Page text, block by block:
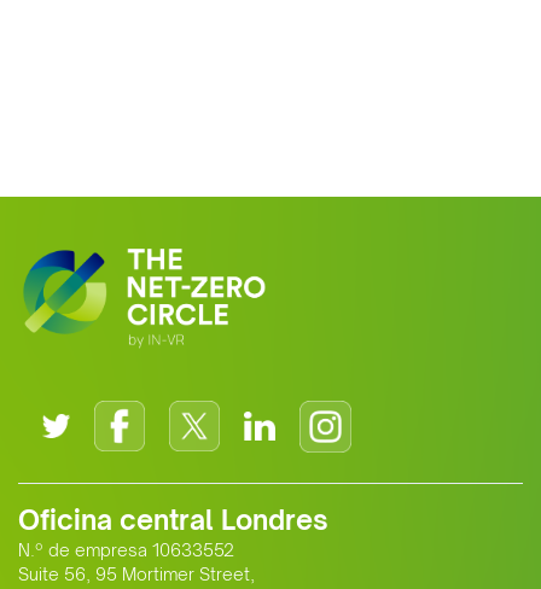
Oficina central Londres
N.º de empresa 10633552
Suite 56, 95 Mortimer Street,